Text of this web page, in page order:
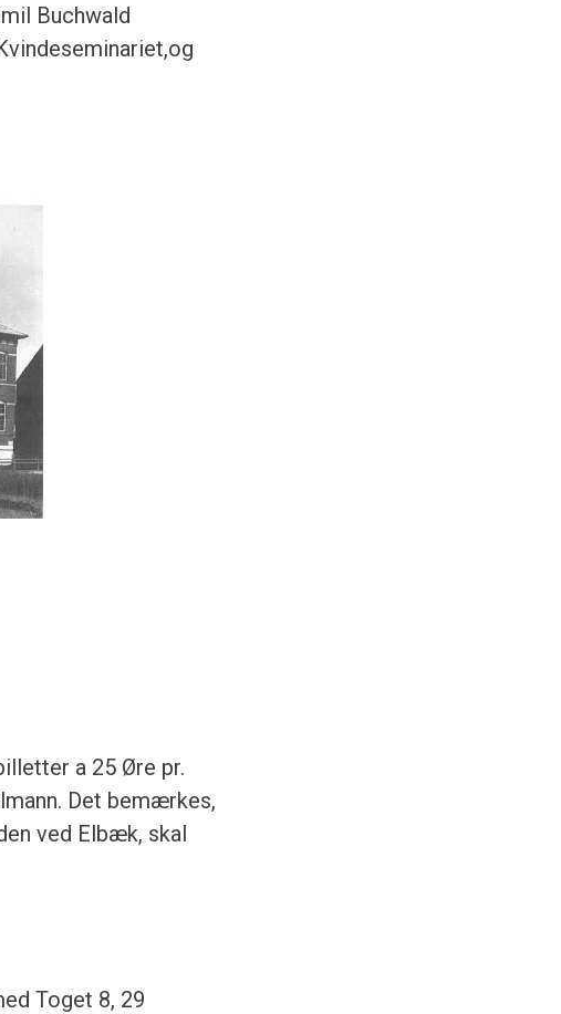
Buchwald
a 25 Øre pr.
Det bemærkes,
ved Elbæk, skal
Toget 8, 29